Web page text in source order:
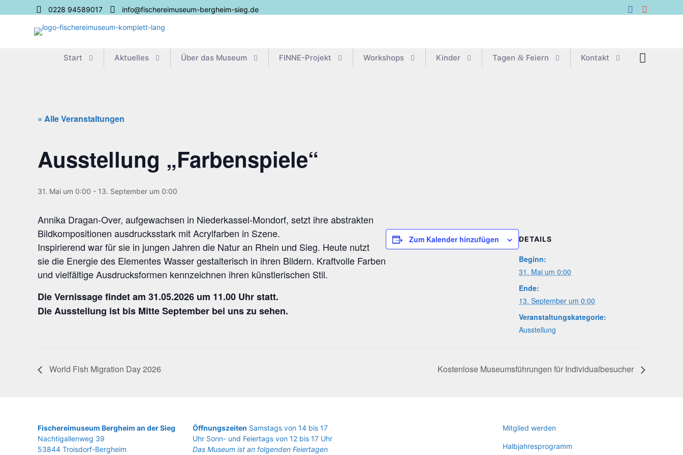
0228 94589017 info@fischereimuseum-bergheim-sieg.de
Start Aktu­el­les Über das Museum FIN­­NE-Pro­­jekt Work­shops Kin­der Tagen & Feiern Kon­takt
« Alle Veranstaltungen
Aus­stel­lung „Far­ben­spie­le“
31. Mai um 0:00 - 13. September um 0:00
Anni­ka Dra­gan-Over, auf­ge­wach­sen in Nie­der­kas­sel-Mon­dorf, setzt ihre abstrakten
Bild­kom­po­si­tio­nen aus­drucks­stark mit Acryl­far­ben in Szene.
Inspi­rie­rend war für sie in jun­gen Jah­ren die Natur an Rhein und Sieg. Heu­te nutzt
sie die Ener­gie des Ele­men­tes Was­ser gestal­te­risch in ihren Bil­dern. Kraft­vol­le Farben
und viel­fäl­ti­ge Aus­drucks­for­men kenn­zeich­nen ihren künst­le­ri­schen Stil.
Die Ver­nis­sa­ge fin­det am 31.05.2026 um 11.00 Uhr statt.
Die Aus­stel­lung ist bis Mit­te Sep­tem­ber bei uns zu sehen.
Zum Kalender hinzufügen DETAILS
Beginn:
31. Mai um 0:00
Ende:
13. September um 0:00
Veranstaltungskategorie:
Ausstellung
World Fish Migra­ti­on Day 2026 Kos­ten­lo­se Muse­ums­füh­run­gen für Individualbesucher
Fische­rei­mu­se­um Berg­heim an der Sieg
Nach­ti­gal­len­weg 39
53844 Troisdorf-Bergheim
Öffnungszeiten Samstags von 14 bis 17
Uhr Sonn- und Feiertags von 12 bis 17 Uhr
Das Museum ist an folgenden Feiertagen
Mit­glied werden
Halb­jah­res­pro­gramm